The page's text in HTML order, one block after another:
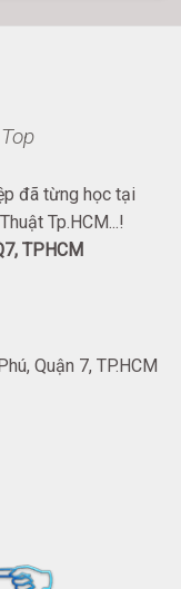
đã từng học tại
Tp.HCM...!
TPHCM
Quận 7, TP.HCM